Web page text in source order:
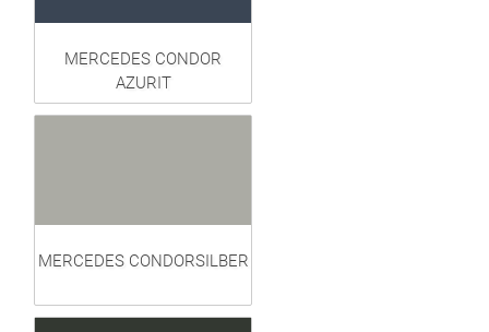
MERCEDES CONDOR
AZURIT
MERCEDES CONDORSILBER